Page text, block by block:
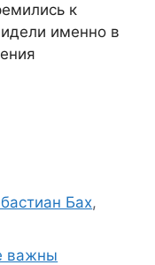
к
именно в
Бах,
важны